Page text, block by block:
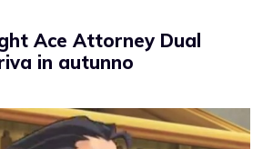
Ace Attorney Dual
in autunno